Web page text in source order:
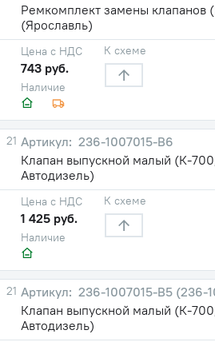
Ремкомплект замены клапанов
(Ярославль)
Наличие
Цена с НДС
743 руб.
К схеме
21
236-1007015-В6
Клапан выпускной малый (К-
Автодизель)
Наличие
Цена с НДС
1 425 руб.
К схеме
21
236-1007015-В5 (236-
Клапан выпускной малый (К-
Автодизель)